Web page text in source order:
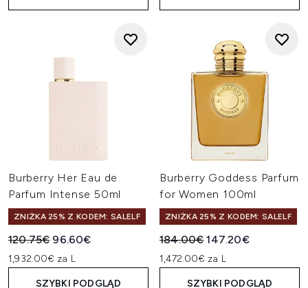
Burberry Her Eau de
Parfum Intense 50ml
ZNIŻKA 25% Z KODEM: SALELF
Sugerowana cena detaliczna:
120.75€ Aktualna cena:
96.60€
1,932.00€ za L
SZYBKI PODGLĄD
Burberry Goddess Parfum
for Women 100ml
ZNIŻKA 25% Z KODEM: SALELF
Sugerowana cena
184.00€Aktualna cena:
147.20€
1,472.00€ za L
SZYBKI PODGLĄD